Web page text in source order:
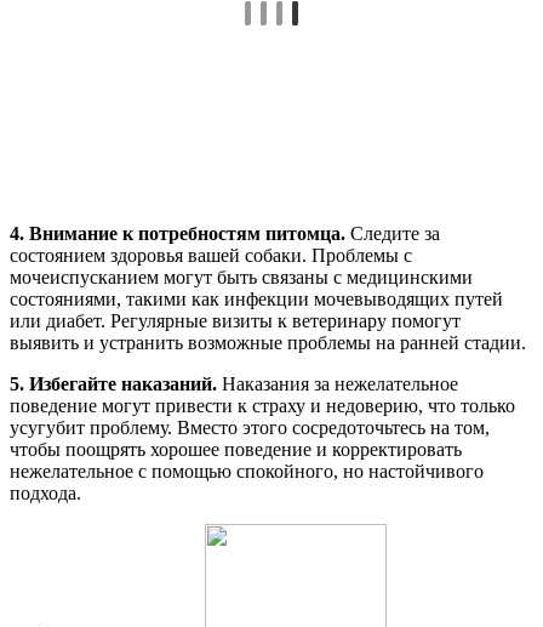
4. Внимание к потребностям питомца. Следите за
состоянием здоровья вашей собаки. Проблемы с
мочеиспусканием могут быть связаны с медицинскими
состояниями, такими как инфекции мочевыводящих путей
или диабет. Регулярные визиты к ветеринару помогут
выявить и устранить возможные проблемы на ранней стадии.
5. Избегайте наказаний. Наказания за нежелательное
поведение могут привести к страху и недоверию, что только
усугубит проблему. Вместо этого сосредоточьтесь на том,
чтобы поощрять хорошее поведение и корректировать
нежелательное с помощью спокойного, но настойчивого
подхода.